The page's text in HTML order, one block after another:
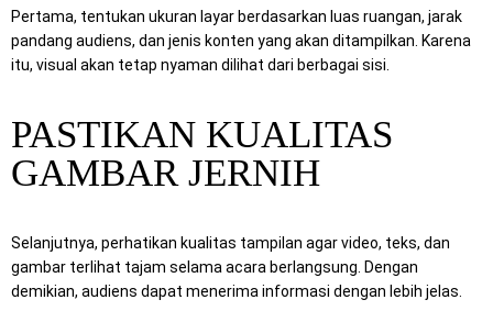
Pertama, tentukan ukuran layar berdasarkan luas ruangan, jarak
pandang audiens, dan jenis konten yang akan ditampilkan. Karena
itu, visual akan tetap nyaman dilihat dari berbagai sisi.
PASTIKAN KUALITAS
GAMBAR JERNIH
Selanjutnya, perhatikan kualitas tampilan agar video, teks, dan
gambar terlihat tajam selama acara berlangsung. Dengan
demikian, audiens dapat menerima informasi dengan lebih jelas.